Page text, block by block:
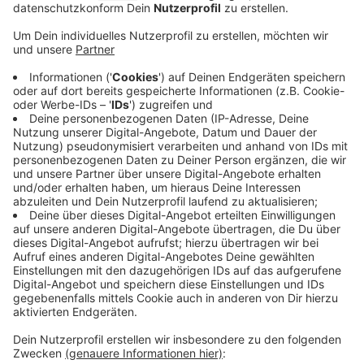
Schlosspark Morsbroich.
Veröffentlicht:Donnerstag, 26.08.2021 06:34
Anzeige
300 Gäste können kommen – der Eintritt ist frei.
Organisiert wird die Veranstaltung von dem neuen
Frauennetzwerk in Leverkusen. Das besteht aus den
Frauenverbänden Inner Wheel, Soroptimist, Zonta und
dem Leverkusener Frauenring. Es ist ihre erste
gemeinsame Veranstaltung. In Zukunft wollen sie ihre
Kräfte dauerhaft bündeln und gemeinsam Aktionen
und Veranstaltungen auf die Beine stellen, um sich
noch effektiver für die Belange von Frauen
einzusetzen.
Anzeige